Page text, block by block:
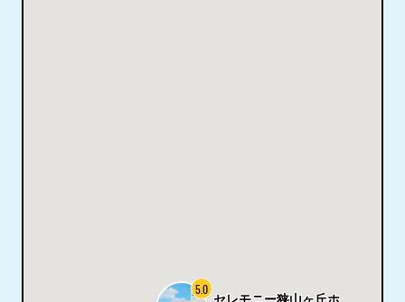
セレモニー狭山ヶ丘ホ
5.0